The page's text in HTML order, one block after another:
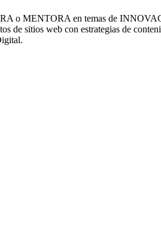
o MENTORA en temas de
sitios web con estrategias de